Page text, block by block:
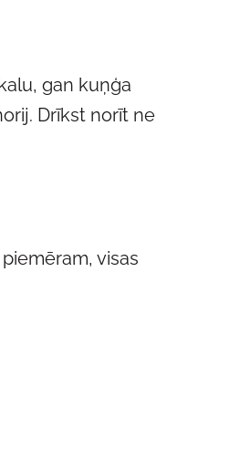
gan kuņģa
Drīkst norīt ne
visas